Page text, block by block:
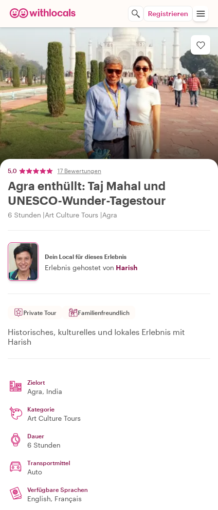
Registrieren
5,0 17 Bewertungen
Agra enthüllt: Taj Mahal und
UNESCO-Wunder-Tagestour
6 Stunden Art Culture Tours Agra
Dein Local für dieses Erlebnis
Erlebnis gehostet von Harish
Private Tour Familienfreundlich
Historisches, kulturelles und lokales Erlebnis mit
Harish
Zielort
Agra, India
Kategorie
Art Culture Tours
Dauer
6 Stunden
Transportmittel
Auto
Verfügbare Sprachen
English, Français